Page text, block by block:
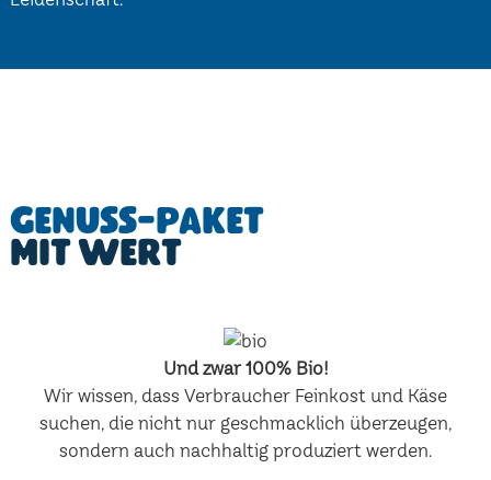
Genuss-Paket
mit Wert
Und zwar 100% Bio!
Wir wissen, dass Verbraucher Feinkost und Käse
suchen, die nicht nur geschmacklich überzeugen,
sondern auch nachhaltig produziert werden.